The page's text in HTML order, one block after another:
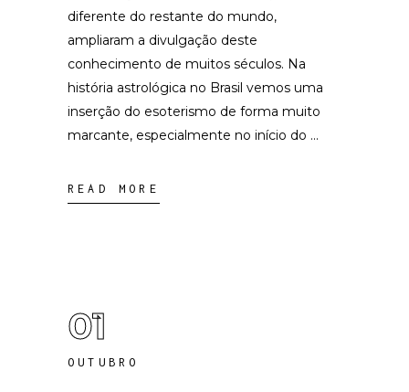
diferente do restante do mundo,
ampliaram a divulgação deste
conhecimento de muitos séculos. Na
história astrológica no Brasil vemos uma
inserção do esoterismo de forma muito
marcante, especialmente no início do
READ MORE
01
OUTUBRO